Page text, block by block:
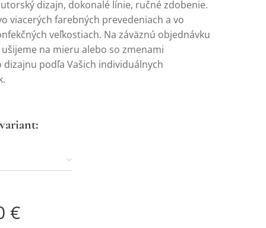
dizajn, dokonalé línie, ručné zdobenie.
viacerých farebných prevedeniach a vo
veľkostiach. Na záväznú objednávku
ušijeme na mieru alebo so zmenami
dizajnu podľa Vašich individuálnych
€